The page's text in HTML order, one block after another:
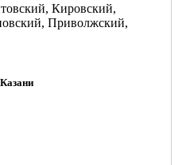
Кировский,
Приволжский,